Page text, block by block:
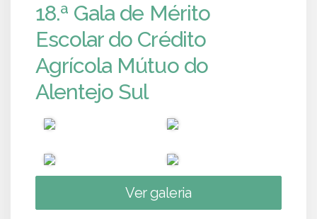
18.ª Gala de Mérito
Escolar do Crédito
Agrícola Mútuo do
Alentejo Sul
Ver galeria